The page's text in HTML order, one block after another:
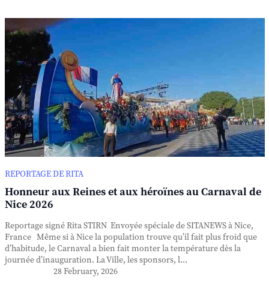
REPORTAGE DE RITA
Honneur aux Reines et aux héroïnes au Carnaval de
Nice 2026
Reportage signé Rita STIRN Envoyée spéciale de SITANEWS à Nice,
France Même si à Nice la population trouve qu’il fait plus froid que
d’habitude, le Carnaval a bien fait monter la température dès la
journée d’inauguration. La Ville, les sponsors, l...
28 February, 2026